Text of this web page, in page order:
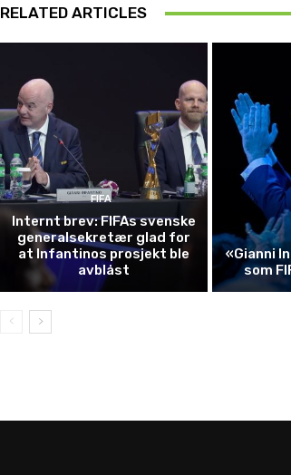
RELATED ARTICLES
FIFA
Internt brev: FIFAs svenske
generalsekretær glad for
at Infantinos prosjekt ble
avblåst
«Gianni
som